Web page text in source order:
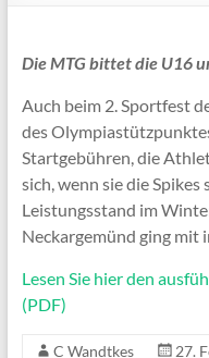
Die MTG bittet die U16
Auch beim 2. Sportfest
des
Startgebühren, die
sich, wenn sie die
Leistungsstand im
Neckargemünd ging mit
Lesen Sie hier den
(PDF)
C Wandtkes
27.